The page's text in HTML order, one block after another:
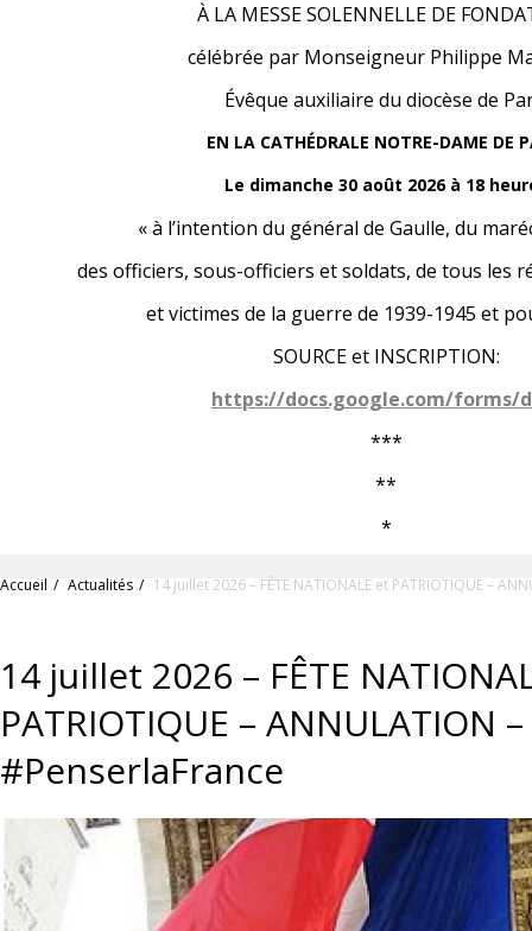
À LA MESSE SOLENNELLE DE
célébrée par Monseigneur Philippe
Évêque auxiliaire du diocèse de
EN LA CATHÉDRALE NOTRE-DAME DE
Le dimanche 30 août 2026 à 18
« à l’intention du général de Gaulle, du
des officiers, sous-officiers et soldats, de tous les
et victimes de la guerre de 1939-1945 et
SOURCE et INSCRIPTION:
https://docs.google.com/forms/
***
**
*
Accueil Actualités 14 juillet 2026 – FÊTE NATIONALE et PATRIOTIQUE –
14 juillet 2026 – FÊTE
PATRIOTIQUE – ANNULATION –
#PenserlaFrance